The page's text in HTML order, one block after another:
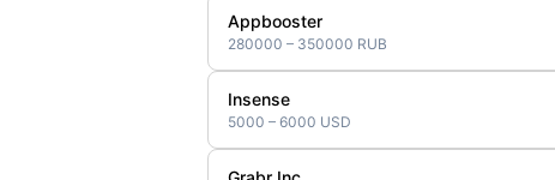
Appbooster
280000 – 350000 RUB
Insense
5000 – 6000 USD